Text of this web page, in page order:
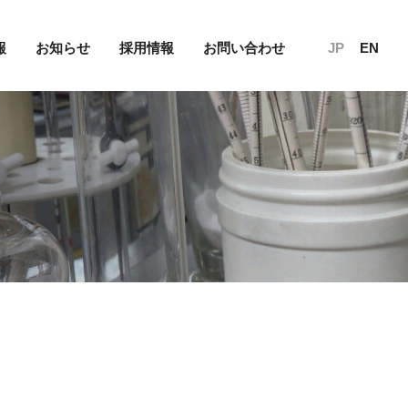
お知らせ 採用情報 お問い合わせ JP EN